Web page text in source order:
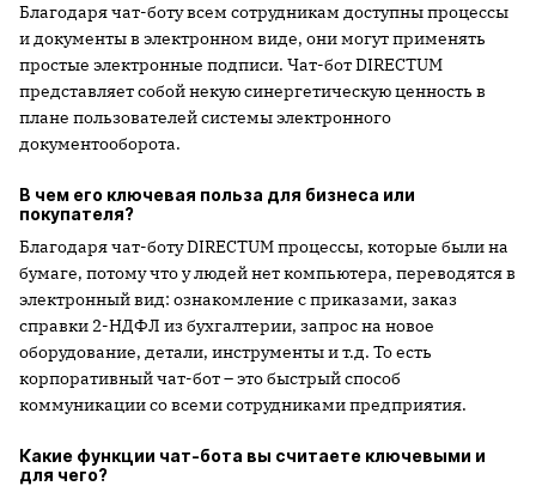
Благодаря чат-боту всем сотрудникам доступны процессы
и документы в электронном виде, они могут применять
простые электронные подписи. Чат-бот DIRECTUM
представляет собой некую синергетическую ценность в
плане пользователей системы электронного
документооборота.
В чем его ключевая польза для бизнеса или
покупателя?
Благодаря чат-боту DIRECTUM процессы, которые были на
бумаге, потому что у людей нет компьютера, переводятся в
электронный вид: ознакомление с приказами, заказ
справки 2-НДФЛ из бухгалтерии, запрос на новое
оборудование, детали, инструменты и т.д. То есть
корпоративный чат-бот – это быстрый способ
коммуникации со всеми сотрудниками предприятия.
Какие функции чат-бота вы считаете ключевыми и
для чего?